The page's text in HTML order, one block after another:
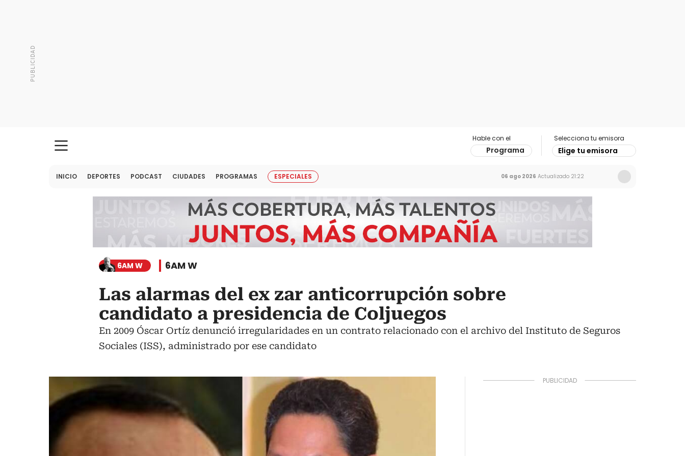
Hable con el
Programa
Selecciona tu emisora
Elige tu emisora
INICIO DEPORTES PODCAST CIUDADES PROGRAMAS ESPECIALES 06 ago 2026 Actualizado 21:22
6AM W 6AM W
Las alarmas del ex zar anticorrupción sobre
candidato a presidencia de Coljuegos
En 2009 Óscar Ortíz denunció irregularidades en un contrato relacionado con el archivo del Instituto de Seguros
Sociales (ISS), administrado por ese candidato